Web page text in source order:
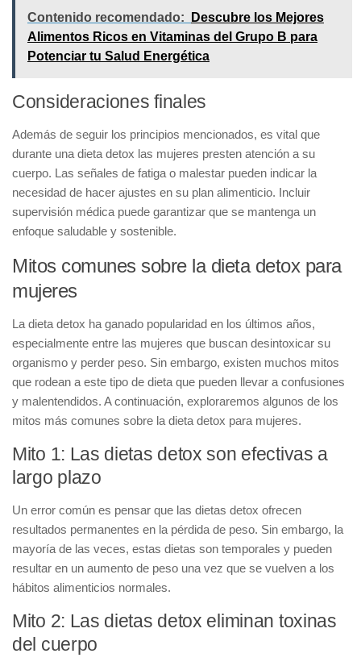
Contenido recomendado:
Descubre los Mejores
Alimentos Ricos en Vitaminas del Grupo B para
Potenciar tu Salud Energética
Consideraciones finales
Además de seguir los principios mencionados, es vital que
durante una dieta detox las mujeres presten atención a su
cuerpo. Las señales de fatiga o malestar pueden indicar la
necesidad de hacer ajustes en su plan alimenticio. Incluir
supervisión médica puede garantizar que se mantenga un
enfoque saludable y sostenible.
Mitos comunes sobre la dieta detox para
mujeres
La dieta detox ha ganado popularidad en los últimos años,
especialmente entre las mujeres que buscan desintoxicar su
organismo y perder peso. Sin embargo, existen muchos mitos
que rodean a este tipo de dieta que pueden llevar a confusiones
y malentendidos. A continuación, exploraremos algunos de los
mitos más comunes sobre la dieta detox para mujeres.
Mito 1: Las dietas detox son efectivas a
largo plazo
Un error común es pensar que las dietas detox ofrecen
resultados permanentes en la pérdida de peso. Sin embargo, la
mayoría de las veces, estas dietas son temporales y pueden
resultar en un aumento de peso una vez que se vuelven a los
hábitos alimenticios normales.
Mito 2: Las dietas detox eliminan toxinas
del cuerpo